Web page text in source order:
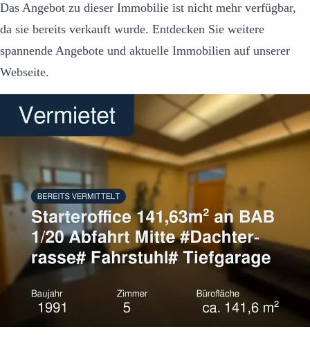
Das Angebot zu dieser Immobilie ist nicht mehr verfügbar,
da sie bereits verkauft wurde. Entdecken Sie weitere
spannende Angebote und aktuelle Immobilien auf unserer
Webseite.